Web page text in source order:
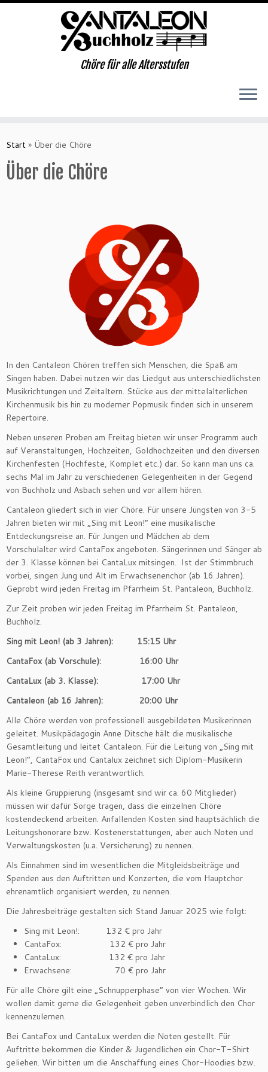
Inhalt
Chöre für alle Altersstufen
Start » Über die Chöre
Über die Chöre
In den Cantaleon Chören treffen sich Menschen, die Spaß am
Singen haben. Dabei nutzen wir das Liedgut aus unterschiedlichsten
Musikrichtungen und Zeitaltern. Stücke aus der mittelalterlichen
Kirchenmusik bis hin zu moderner Popmusik finden sich in unserem
Repertoire.
Neben unseren Proben am Freitag bieten wir unser Programm auch
auf Veranstaltungen, Hochzeiten, Goldhochzeiten und den diversen
Kirchenfesten (Hochfeste, Komplet etc.) dar. So kann man uns ca.
sechs Mal im Jahr zu verschiedenen Gelegenheiten in der Gegend
von Buchholz und Asbach sehen und vor allem hören.
Cantaleon gliedert sich in vier Chöre. Für unsere Jüngsten von 3-5
Jahren bieten wir mit „Sing mit Leon!“ eine musikalische
Entdeckungsreise an. Für Jungen und Mädchen ab dem
Vorschulalter wird CantaFox angeboten. Sängerinnen und Sänger ab
der 3. Klasse können bei CantaLux mitsingen. Ist der Stimmbruch
vorbei, singen Jung und Alt im Erwachsenenchor (ab 16 Jahren).
Geprobt wird jeden Freitag im Pfarrheim St. Pantaleon, Buchholz.
Zur Zeit proben wir jeden Freitag im Pfarrheim St. Pantaleon,
Buchholz.
Sing mit Leon! (ab 3 Jahren): 15:15 Uhr
CantaFox (ab Vorschule): 16:00 Uhr
CantaLux (ab 3. Klasse): 17:00 Uhr
Cantaleon (ab 16 Jahren): 20:00 Uhr
Alle Chöre werden von professionell ausgebildeten Musikerinnen
geleitet. Musikpädagogin Anne Ditsche hält die musikalische
Gesamtleitung und leitet Cantaleon. Für die Leitung von „Sing mit
Leon!“, CantaFox und Cantalux zeichnet sich Diplom-Musikerin
Marie-Therese Reith verantwortlich.
Als kleine Gruppierung (insgesamt sind wir ca. 60 Mitglieder)
müssen wir dafür Sorge tragen, dass die einzelnen Chöre
kostendeckend arbeiten. Anfallenden Kosten sind hauptsächlich die
Leitungshonorare bzw. Kostenerstattungen, aber auch Noten und
Verwaltungskosten (u.a. Versicherung) zu nennen.
Als Einnahmen sind im wesentlichen die Mitgleidsbeiträge und
Spenden aus den Auftritten und Konzerten, die vom Hauptchor
ehrenamtlich organisiert werden, zu nennen.
Die Jahresbeiträge gestalten sich Stand Januar 2025 wie folgt:
Sing mit Leon!: 132 € pro Jahr
CantaFox: 132 € pro Jahr
CantaLux: 132 € pro Jahr
Erwachsene: 70 € pro Jahr
Für alle Chöre gilt eine „Schnupperphase“ von vier Wochen. Wir
wollen damit gerne die Gelegenheit geben unverbindlich den Chor
kennenzulernen.
Bei CantaFox und CantaLux werden die Noten gestellt. Für
Auftritte bekommen die Kinder & Jugendlichen ein Chor-T-Shirt
geliehen. Wir bitten um die Anschaffung eines Chor-Hoodies bzw.